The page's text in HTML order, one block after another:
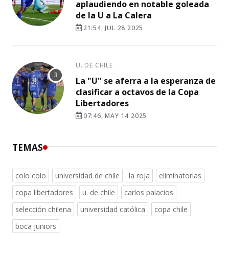
aplaudiendo en notable goleada
de la U a La Calera
21:54, JUL 28 2025
U. DE CHILE
La "U" se aferra a la esperanza de
clasificar a octavos de la Copa
Libertadores
07:46, MAY 14 2025
TEMAS
colo colo universidad de chile la roja
eliminatorias
copa libertadores
u. de chile
carlos palacios
selección chilena
universidad católica
copa chile
boca juniors